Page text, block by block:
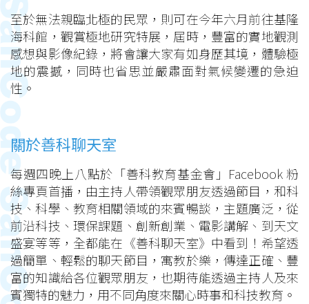
至於無法親臨北極的民眾，則可在今年六月前往基隆
海科館，觀賞極地研究特展，屆時，豐富的實地觀測
感想與影像紀錄，將會讓大家有如身歷其境，體驗極
地的震撼，同時也省思並嚴肅面對氣候變遷的急迫
性。
關於善科聊天室
每週四晚上八點於「善科教育基金會」Facebook 粉
絲專頁首播，由主持人帶領觀眾朋友透過節目，和科
技、科學、教育相關領域的來賓暢談，主題廣泛，從
前沿科技、環保課題、創新創業、電影講解、到天文
盛宴等等，全都能在《善科聊天室》中看到！希望透
過簡單、輕鬆的聊天節目，寓教於樂，傳達正確、豐
富的知識給各位觀眾朋友，也期待能透過主持人及來
賓獨特的魅力，用不同角度來關心時事和科技教育。